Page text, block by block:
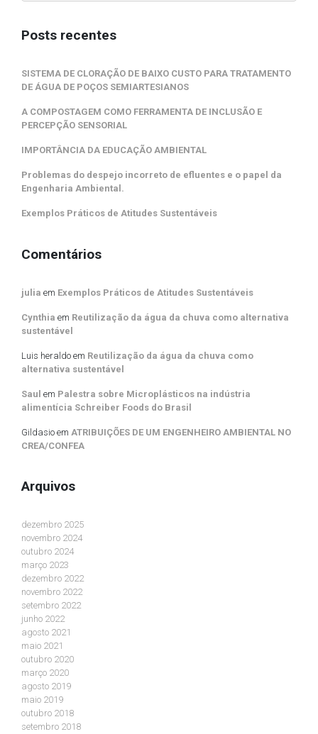
Posts recentes
SISTEMA DE CLORAÇÃO DE BAIXO CUSTO PARA TRATAMENTO
DE ÁGUA DE POÇOS SEMIARTESIANOS
A COMPOSTAGEM COMO FERRAMENTA DE INCLUSÃO E
PERCEPÇÃO SENSORIAL
IMPORTÂNCIA DA EDUCAÇÃO AMBIENTAL
Problemas do despejo incorreto de efluentes e o papel da
Engenharia Ambiental.
Exemplos Práticos de Atitudes Sustentáveis
Comentários
julia em Exemplos Práticos de Atitudes Sustentáveis
Cynthia em Reutilização da água da chuva como alternativa
sustentável
Luis heraldo em Reutilização da água da chuva como
alternativa sustentável
Saul em Palestra sobre Microplásticos na indústria
alimentícia Schreiber Foods do Brasil
Gildasio em ATRIBUIÇÕES DE UM ENGENHEIRO AMBIENTAL NO
CREA/CONFEA
Arquivos
dezembro 2025
novembro 2024
outubro 2024
março 2023
dezembro 2022
novembro 2022
setembro 2022
junho 2022
agosto 2021
maio 2021
outubro 2020
março 2020
agosto 2019
maio 2019
outubro 2018
setembro 2018